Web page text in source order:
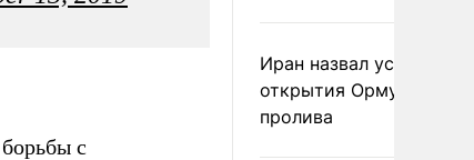
с
Иран назвал условие
открытия Ормузского
пролива